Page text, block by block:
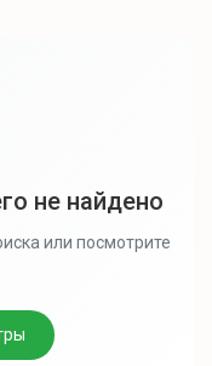
не найдено
или посмотрите